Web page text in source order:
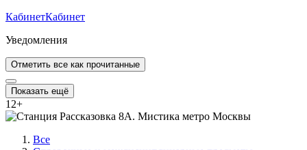
КабинетКабинет
Уведомления
Отметить все как прочитанные
Показать ещё
12+
Все